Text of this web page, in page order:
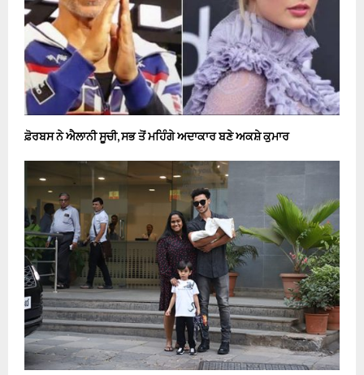
ਫ਼ੋਰਬਸ ਨੇ ਐਲਾਨੀ ਸੂਚੀ, ਸਭ ਤੋਂ ਮਹਿੰਗੇ ਅਦਾਕਾਰ ਬਣੇ ਅਕਸ਼ੇ ਕੁਮਾਰ